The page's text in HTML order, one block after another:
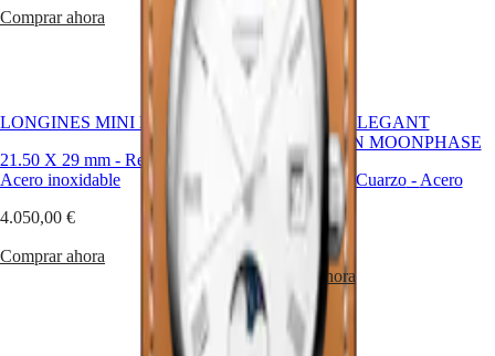
LONGINES
SPIRIT
LONGINES
LONGINES
SPIRIT
FLYBACK
LONGINES
CHRONOGRAPH
LONGINES
SPIRIT
LONGINES
港
區
(Zh)
India
本
門
Comprar ahora Comprar ahora
LONGINES MINI DOLCEVITA
21.50 X 29 mm - Reloj Cuarzo
Acero inoxidable
4.050,00 €
Comprar ahora
LONGINES ELEGANT
COLLECTION MOONPHASE
30 mm- Reloj Cuarzo- Acero
inoxidable
1.400,00 €
Comprar ahora